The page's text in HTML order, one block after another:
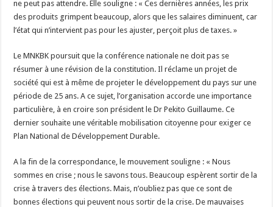
ne peut pas attendre. Elle souligne : « Ces dernières années, les prix
des produits grimpent beaucoup, alors que les salaires diminuent, car
l’état qui n’intervient pas pour les ajuster, perçoit plus de taxes. »
Le MNKBK poursuit que la conférence nationale ne doit pas se
résumer à une révision de la constitution. Il réclame un projet de
société qui est à même de projeter le développement du pays sur une
période de 25 ans. A ce sujet, l’organisation accorde une importance
particulière, à en croire son président le Dr Pekito Guillaume. Ce
dernier souhaite une véritable mobilisation citoyenne pour exiger ce
Plan National de Développement Durable.
A la fin de la correspondance, le mouvement souligne : « Nous
sommes en crise ; nous le savons tous. Beaucoup espèrent sortir de la
crise à travers des élections. Mais, n’oubliez pas que ce sont de
bonnes élections qui peuvent nous sortir de la crise. De mauvaises